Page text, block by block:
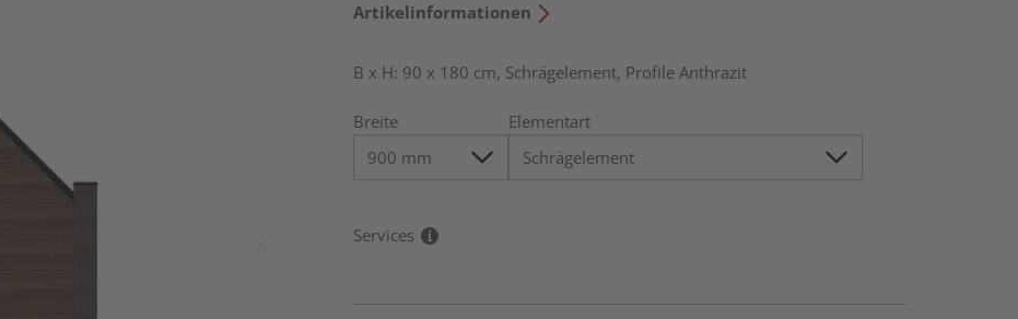
Artikelinformationen
B x H: 90 x 180 cm, Schrägelement, Profile Anthrazit
Breite Elementart
Services